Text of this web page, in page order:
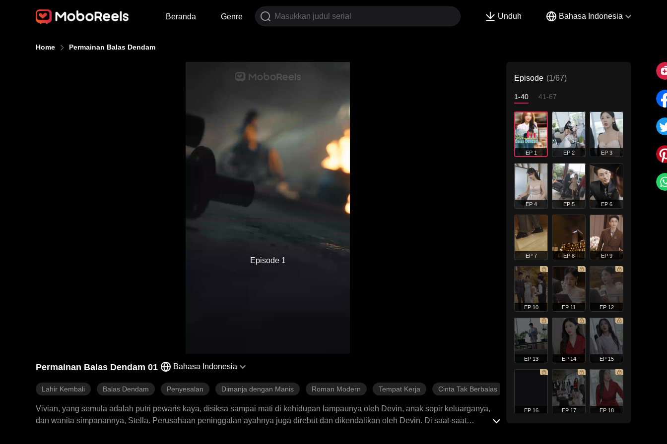
Beranda Genre Unduh Bahasa Indonesia
Home Permainan Balas Dendam
Episode 1
Permainan Balas Dendam 01 Bahasa Indonesia
Lahir Kembali Balas Dendam Penyesalan Dimanja dengan Manis Roman Modern Tempat Kerja Cinta Tak Berbalas
Vivian, yang semula adalah putri pewaris kaya, disiksa sampai mati di kehidupan lampaunya oleh Devin, anak sopir keluarganya,
dan wanita simpanannya, Stella. Perusahaan peninggalan ayahnya juga direbut dan dikendalikan oleh Devin. Di saat-saat
Episode (1/67)
1-40 41-67
EP 1 EP 2 EP 3
EP 4 EP 5 EP 6
EP 7 EP 8 EP 9
EP 10 EP 11 EP 12
EP 13 EP 14 EP 15
EP 16 EP 17 EP 18